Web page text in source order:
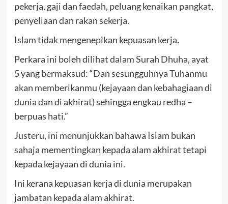
pekerja, gaji dan faedah, peluang kenaikan pangkat,
penyeliaan dan rakan sekerja.
Islam tidak mengenepikan kepuasan kerja.
Perkara ini boleh dilihat dalam Surah Dhuha, ayat
5 yang bermaksud: “Dan sesungguhnya Tuhanmu
akan memberikanmu (kejayaan dan kebahagiaan di
dunia dan di akhirat) sehingga engkau redha –
berpuas hati.”
Justeru, ini menunjukkan bahawa Islam bukan
sahaja mementingkan kepada alam akhirat tetapi
kepada kejayaan di dunia ini.
Ini kerana kepuasan kerja di dunia merupakan
jambatan kepada alam akhirat.